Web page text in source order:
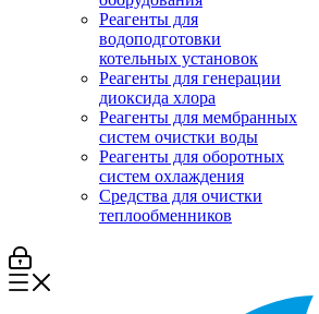
Реагенты для
водоподготовки
котельных установок
Реагенты для генерации
диоксида хлора
Реагенты для мембранных
систем очистки воды
Реагенты для оборотных
систем охлаждения
Средства для очистки
теплообменников